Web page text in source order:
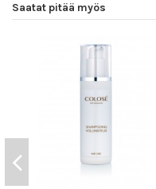
Saatat pitää myös